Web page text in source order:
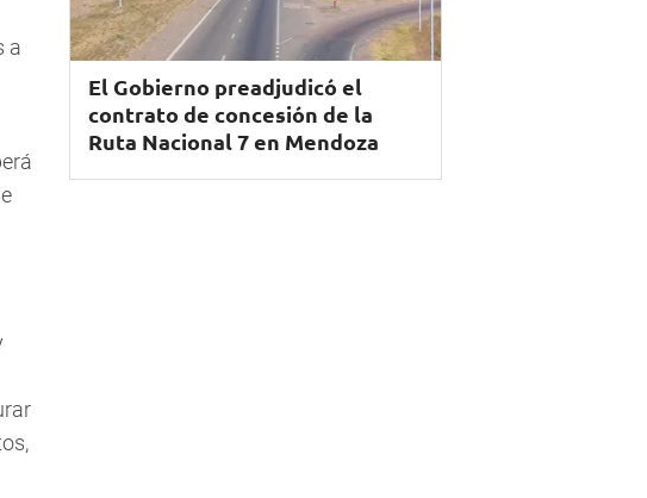
a
El Gobierno preadjudicó el
contrato de concesión de la
Ruta Nacional 7 en Mendoza